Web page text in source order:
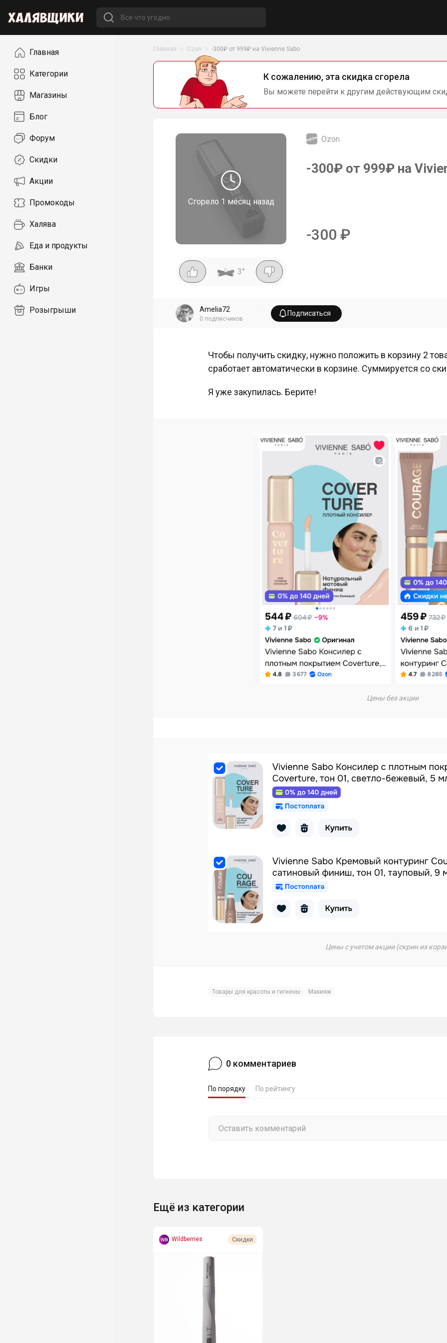
НавигацияГлавная
Категории
Магазины
Блог
Форум
Скидки
Акции
Промокоды
Халява
Еда и продукты
Банки
Игры
Розыгрыши
Главная Ozon -300₽ от 999₽ на Vivienne Sabo
К сожалению, эта скидка сгорела
Вы можете перейти к другим действующим
Сгорело 1 месяц назад
Ozon
-300₽ от 999₽ на
-300 ₽
3°
Amelia72
0 подписчиков
Подписаться
Чтобы получить скидку, нужно положить в корзину 2
сработает автоматически в корзине. Суммируется со
Я уже закупилась. Берите!
Цены без акции
Цены с учетом акции (скрин из
Товары для красоты и гигиены Макияж
0 комментариев
По порядку По рейтингу
Ещё из категории
Wildberries Скидки